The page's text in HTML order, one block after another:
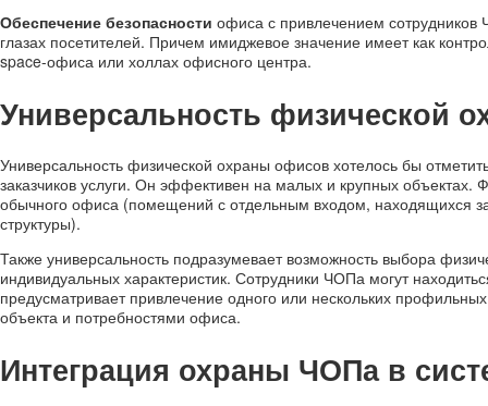
Обеспечение безопасности офиса с привлечением
глазах посетителей. Причем имиджевое значение имеет как
space-офиса или холлах офисного центра.
Универсальность физической
Универсальность физической охраны офисов хотелось бы
заказчиков услуги. Он эффективен на малых и крупных
обычного офиса (помещений с отдельным входом, находящихся
структуры).
Также универсальность подразумевает возможность выбора
индивидуальных характеристик. Сотрудники ЧОПа могут
предусматривает привлечение одного или нескольких
объекта и потребностями офиса.
Интеграция охраны ЧОПа в